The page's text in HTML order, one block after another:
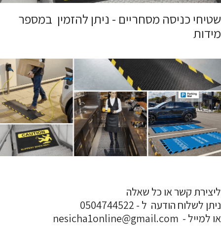
שטיחי כניסה מסחריים - ניתן להזמין במספר
מידות
ליצירת קשר או כל שאלה
ניתן לשלוח הודעה ל - 0504744522
או למייל - nesicha1online@gmail.com